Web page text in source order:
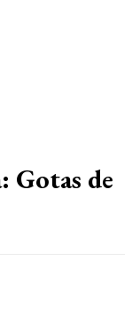
Gotas de